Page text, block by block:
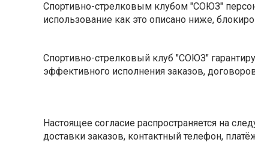
Спортивно-стрелковым клубом "СОЮЗ"
использование как это описано ниже,
Спортивно-стрелковый клуб "СОЮЗ"
эффективного исполнения заказов,
Настоящее согласие распространяется на
доставки заказов, контактный телефон,